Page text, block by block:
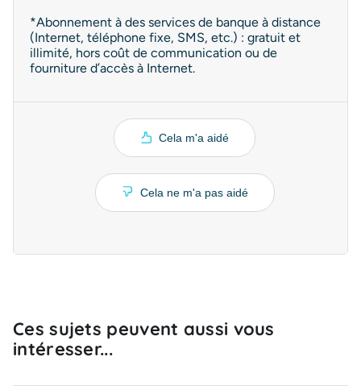
*Abonnement à des services de banque à distance
(Internet, téléphone fixe, SMS, etc.) : gratuit et
illimité, hors coût de communication ou de
fourniture d’accès à Internet.
Cela m'a aidé
Cela ne m'a pas aidé
Ces sujets peuvent aussi vous
intéresser...